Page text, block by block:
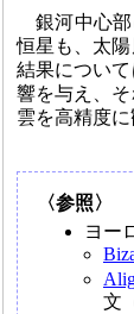
銀河中心
恒星も、太
結果につい
響を与え、
雲を高精度に
〈参照〉
ヨー
文